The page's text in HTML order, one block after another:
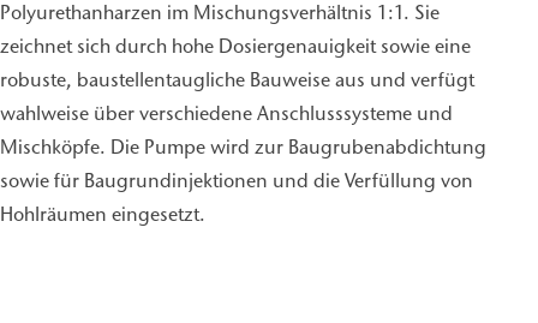
Polyurethanharzen im Mischungsverhältnis 1:1. Sie
zeichnet sich durch hohe Dosiergenauigkeit sowie eine
robuste, baustellentaugliche Bauweise aus und verfügt
wahlweise über verschiedene Anschlusssysteme und
Mischköpfe. Die Pumpe wird zur Baugrubenabdichtung
sowie für Baugrundinjektionen und die Verfüllung von
Hohlräumen eingesetzt.